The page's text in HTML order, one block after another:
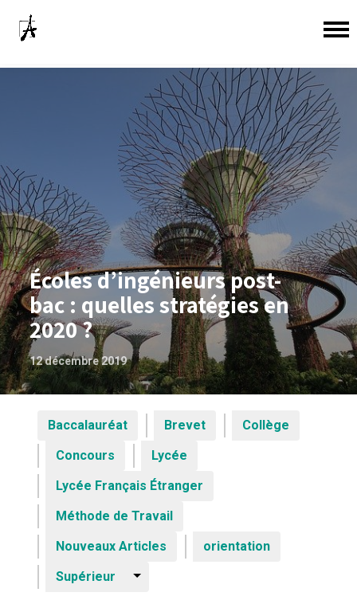
Écoles d’ingénieurs post-
bac : quelles stratégies en
2020 ?
12 décembre 2019
Baccalauréat Brevet
Collège
Concours
Lycée
Lycée Français Étranger
Méthode de Travail
Nouveaux Articles
orientation
Supérieur